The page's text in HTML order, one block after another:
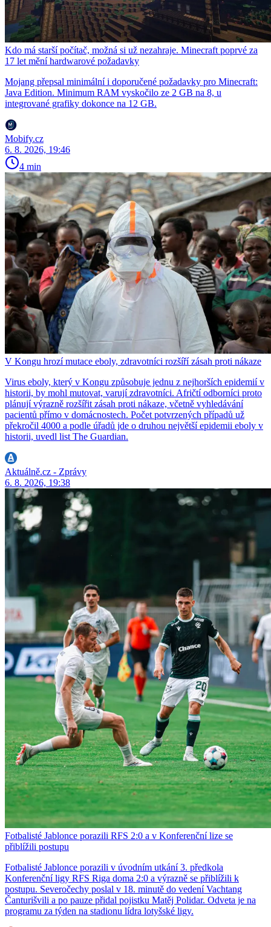
Kdo má starší počítač, možná si už nezahraje. Minecraft poprvé za
17 let mění hardwarové požadavky
Mojang přepsal minimální i doporučené požadavky pro Minecraft:
Java Edition. Minimum RAM vyskočilo ze 2 GB na 8, u
integrované grafiky dokonce na 12 GB.
Mobify.cz
6. 8. 2026, 19:46
4 min
V Kongu hrozí mutace eboly, zdravotníci rozšíří zásah proti nákaze
Virus eboly, který v Kongu způsobuje jednu z nejhorších epidemií v
historii, by mohl mutovat, varují zdravotníci. Afričtí odborníci proto
plánují výrazně rozšířit zásah proti nákaze, včetně vyhledávání
pacientů přímo v domácnostech. Počet potvrzených případů už
překročil 4000 a podle úřadů jde o druhou největší epidemii eboly v
historii, uvedl list The Guardian.
Aktuálně.cz - Zprávy
6. 8. 2026, 19:38
Fotbalisté Jablonce porazili RFS 2:0 a v Konferenční lize se
přiblížili postupu
Fotbalisté Jablonce porazili v úvodním utkání 3. předkola
Konferenční ligy RFS Riga doma 2:0 a výrazně se přiblížili k
postupu. Severočechy poslal v 18. minutě do vedení Vachtang
Čanturišvili a po pauze přidal pojistku Matěj Polidar. Odveta je na
programu za týden na stadionu lídra lotyšské ligy.